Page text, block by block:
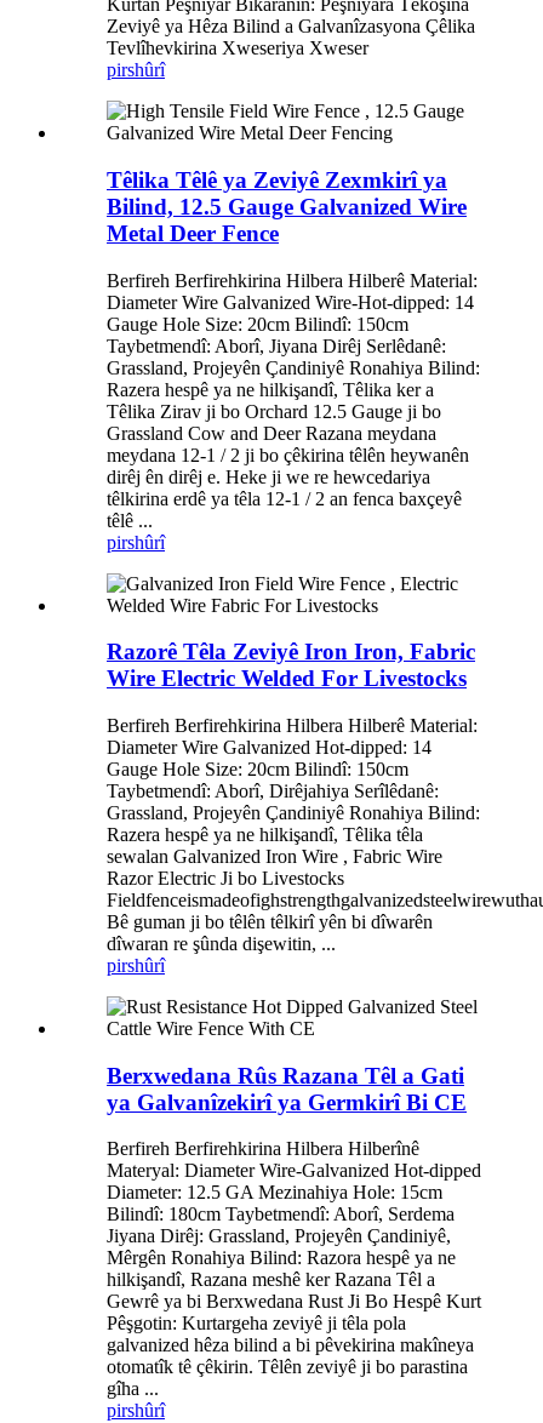
Kurtan Pêşniyar Bikaranîn: Pêşniyara Têkoşîna
Zeviyê ya Hêza Bilind a Galvanîzasyona Çêlika
Tevlîhevkirina Xweseriya Xweser
pirshûrî
Têlika Têlê ya Zeviyê Zexmkirî ya
Bilind, 12.5 Gauge Galvanized Wire
Metal Deer Fence
Berfireh Berfirehkirina Hilbera Hilberê Material:
Diameter Wire Galvanized Wire-Hot-dipped: 14
Gauge Hole Size: 20cm Bilindî: 150cm
Taybetmendî: Aborî, Jiyana Dirêj Serlêdanê:
Grassland, Projeyên Çandiniyê Ronahiya Bilind:
Razera hespê ya ne hilkişandî, Têlika ker a
Têlika Zirav ji bo Orchard 12.5 Gauge ji bo
Grassland Cow and Deer Razana meydana
meydana 12-1 / 2 ji bo çêkirina têlên heywanên
dirêj ên dirêj e. Heke ji we re hewcedariya
têlkirina erdê ya têla 12-1 / 2 an fenca baxçeyê
têlê ...
pirshûrî
Razorê Têla Zeviyê Iron Iron, Fabric
Wire Electric Welded For Livestocks
Berfireh Berfirehkirina Hilbera Hilberê Material:
Diameter Wire Galvanized Hot-dipped: 14
Gauge Hole Size: 20cm Bilindî: 150cm
Taybetmendî: Aborî, Dirêjahiya Serîlêdanê:
Grassland, Projeyên Çandiniyê Ronahiya Bilind:
Razera hespê ya ne hilkişandî, Têlika têla
sewalan Galvanized Iron Wire , Fabric Wire
Razor Electric Ji bo Livestocks
Bê guman ji bo têlên têlkirî yên bi dîwarên
dîwaran re şûnda dişewitin, ...
pirshûrî
Berxwedana Rûs Razana Têl a Gati
ya Galvanîzekirî ya Germkirî Bi CE
Berfireh Berfirehkirina Hilbera Hilberînê
Materyal: Diameter Wire-Galvanized Hot-dipped
Diameter: 12.5 GA Mezinahiya Hole: 15cm
Bilindî: 180cm Taybetmendî: Aborî, Serdema
Jiyana Dirêj: Grassland, Projeyên Çandiniyê,
Mêrgên Ronahiya Bilind: Razora hespê ya ne
hilkişandî, Razana meshê ker Razana Têl a
Gewrê ya bi Berxwedana Rust Ji Bo Hespê Kurt
Pêşgotin: Kurtargeha zeviyê ji têla pola
galvanized hêza bilind a bi pêvekirina makîneya
otomatîk tê çêkirin. Têlên zeviyê ji bo parastina
gîha ...
pirshûrî